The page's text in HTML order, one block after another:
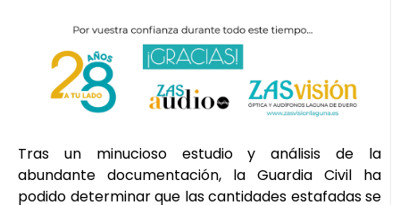
Tras un minucioso estudio y análisis de la
abundante documentación, la Guardia Civil ha
podido determinar que las cantidades estafadas se